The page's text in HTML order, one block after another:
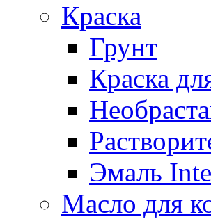
Краска
Грунт
Краска
Эмаль
Масло для